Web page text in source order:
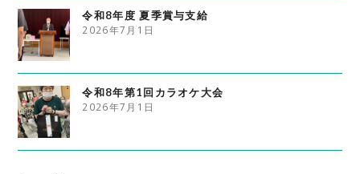
令和8年度 夏季賞与支給
2026年7月1日
令和8年第1回カラオケ大会
2026年7月1日